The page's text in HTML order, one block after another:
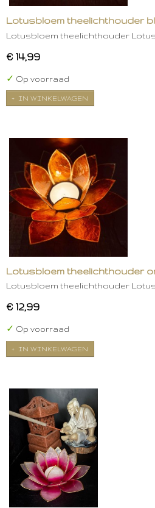
Lotusbloem theelichthouder
Lotusbloem theelichthouder
€ 14,99
✓ Op voorraad
IN WINKELWAGEN
Lotusbloem theelichthouder
Lotusbloem theelichthouder
€ 12,99
✓ Op voorraad
IN WINKELWAGEN